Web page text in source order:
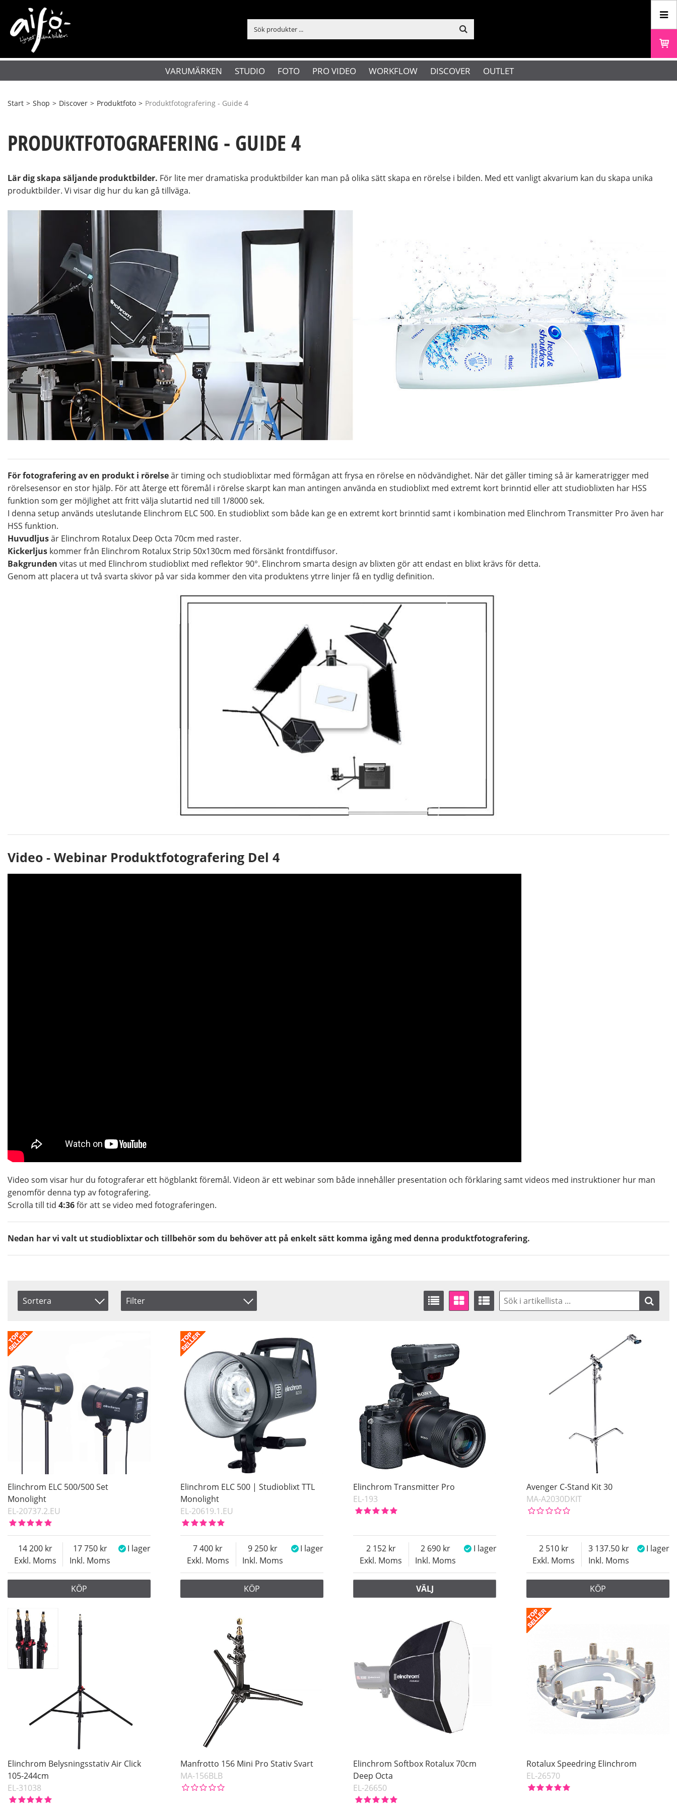
VARUMÄRKEN STUDIO FOTO PRO VIDEO WORKFLOW DISCOVER OUTLET
Start > Shop > Discover > Produktfoto > Produktfotografering - Guide 4
PRODUKTFOTOGRAFERING - GUIDE 4
Lär dig skapa säljande produktbilder. För lite mer dramatiska produktbilder kan man på olika sätt skapa en rörelse i bilden. Med ett vanligt akvarium kan du skapa unika
produktbilder. Vi visar dig hur du kan gå tillväga.
För fotografering av en produkt i rörelseär timing och studioblixtar med förmågan att frysa en rörelse en nödvändighet. När det gäller timing så är kameratrigger med
rörelsesensor en stor hjälp. För att återge ett föremål i rörelse skarpt kan man antingen använda en studioblixt med extremt kort brinntid eller att studioblixten har HSS
funktion som ger möjlighet att fritt välja slutartid ned till 1/8000 sek.
I denna setup används uteslutande Elinchrom ELC 500. En studioblixt som både kan ge en extremt kort brinntid samt i kombination med Elinchrom Transmitter Pro även har
HSS funktion.
Huvudljusär Elinchrom Rotalux Deep Octa 70cm med raster.
Kickerljus kommer från Elinchrom Rotalux Strip 50x130cm med försänkt frontdiffusor.
Bakgrunden vitas ut med Elinchrom studioblixt med reflektor 90°. Elinchrom smarta design av blixten gör att endast en blixt krävs för detta.
Genom att placera ut två svarta skivor på var sida kommer den vita produktens ytrre linjer få en tydlig definition.
Video - Webinar Produktfotografering Del 4
Video som visar hur du fotograferar ett högblankt föremål. Videon är ett webinar som både innehåller presentation och förklaring samt videos med instruktioner hur man
genomför denna typ av fotografering.
Scrolla till tid 4:36för att se video med fotograferingen.
Nedan har vi valt ut studioblixtar och tillbehör som du behöver att på enkelt sätt komma igång med denna produktfotografering.
Sortera
Benämning
Filter
Elinchrom ELC 500/500 Set
Monolight
EL-20737.2.EU
Exkl. Moms
14 200
Inkl. Moms
17 750 I lager
KÖP
Elinchrom ELC 500 | Studioblixt TTL
Monolight
EL-20619.1.EU
Exkl. Moms
7 400
Inkl. Moms
9 250 I lager
KÖP
Elinchrom Transmitter Pro
EL-193
Exkl. Moms
2 152
Inkl. Moms
2 690 I lager
VÄLJ
Avenger C-Stand Kit 30
MA-A2030DKIT
Exkl. Moms
2 510
Inkl. Moms
3 137.50 I lager
KÖP
Elinchrom Belysningsstativ Air Click
105-244cm
EL-31038
Manfrotto 156 Mini Pro Stativ Svart
MA-156BLB
Elinchrom Softbox Rotalux 70cm
Deep Octa
EL-26650
Rotalux Speedring Elinchrom
EL-26570